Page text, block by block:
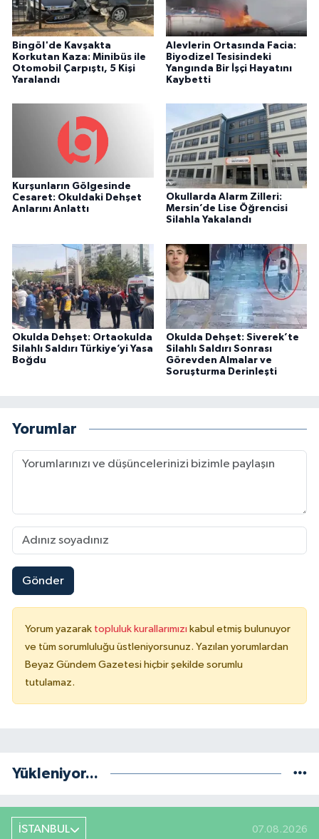
Bingöl'de Kavşakta
Korkutan Kaza: Minibüs ile
Otomobil Çarpıştı, 5 Kişi
Yaralandı
Alevlerin Ortasında Facia:
Biyodizel Tesisindeki
Yangında Bir İşçi Hayatını
Kaybetti
Kurşunların Gölgesinde
Cesaret: Okuldaki Dehşet
Anlarını Anlattı
Okullarda Alarm Zilleri:
Mersin’de Lise Öğrencisi
Silahla Yakalandı
Okulda Dehşet: Ortaokulda
Silahlı Saldırı Türkiye’yi Yasa
Boğdu
Okulda Dehşet: Siverek’te
Silahlı Saldırı Sonrası
Görevden Almalar ve
Soruşturma Derinleşti
Yorumlar
Gönder
Yorum yazarak topluluk kurallarımızı kabul etmiş bulunuyor
ve tüm sorumluluğu üstleniyorsunuz. Yazılan yorumlardan
Beyaz Gündem Gazetesi hiçbir şekilde sorumlu
tutulamaz.
Yükleniyor...
İSTANBUL 07.08.2026